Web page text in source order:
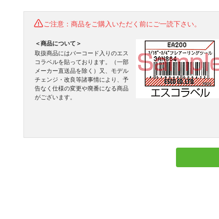
ご注意：商品をご購入いただく前にご一読下さい。
＜商品について＞
取扱商品にはバーコード入りのエス
コラベルを貼っております。（一部
メーカー直送品を除く）又、モデル
チェンジ・改良等諸事情により、予
告なく仕様の変更や廃番になる商品
がございます。